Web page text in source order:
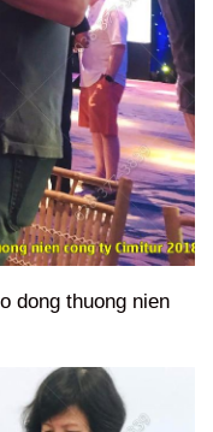
dong thuong nien